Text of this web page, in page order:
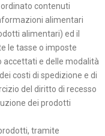
contenuti
alimentari
alimentari) ed il
le tasse o imposte
accettati e delle modalità
costi di spedizione e di
del diritto di recesso
dei prodotti
tramite